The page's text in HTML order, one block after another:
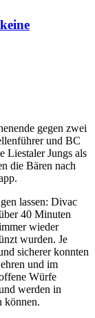
gegen zwei
und BC
Liestaler Jungs als
die Bären nach
lassen: Divac
40 Minuten
wieder
wurden. Je
sicherer konnten
und im
Würfe
werden in
können.